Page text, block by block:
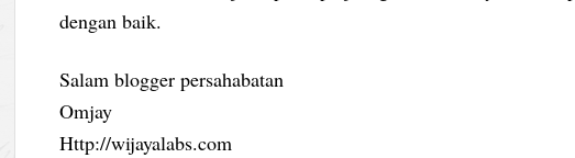
dengan baik.
Salam blogger persahabatan
Omjay
Http://wijayalabs.com